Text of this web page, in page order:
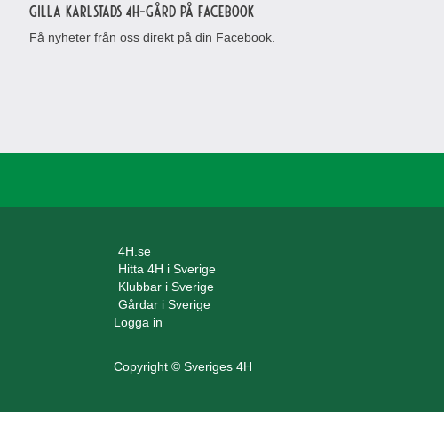
Gilla Karlstads 4H-gård på Facebook
Få nyheter från oss direkt på din Facebook.
4H.se
Hitta 4H i Sverige
Klubbar i Sverige
Gårdar i Sverige
Logga in
Copyright © Sveriges 4H